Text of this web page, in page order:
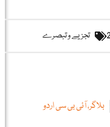
تجزیے و تبصرے
بلاگر، آئی بی سی اردو